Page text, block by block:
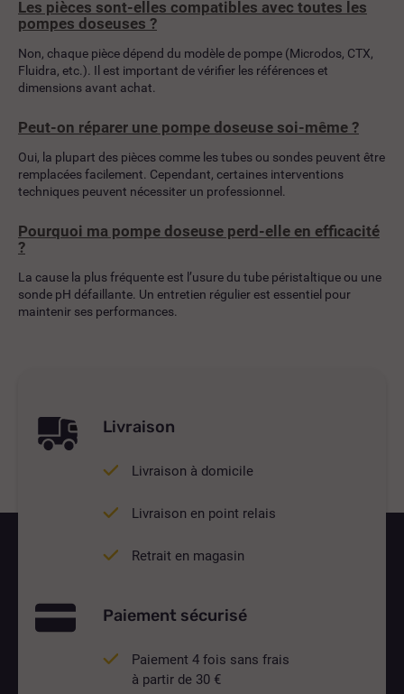
Les pièces sont-elles compatibles avec toutes les
pompes doseuses ?
Non, chaque pièce dépend du modèle de pompe (Microdos, CTX,
Fluidra, etc.). Il est important de vérifier les références et
dimensions avant achat.
Peut-on réparer une pompe doseuse soi-même ?
Oui, la plupart des pièces comme les tubes ou sondes peuvent être
remplacées facilement. Cependant, certaines interventions
techniques peuvent nécessiter un professionnel.
Pourquoi ma pompe doseuse perd-elle en efficacité
?
La cause la plus fréquente est l’usure du tube péristaltique ou une
sonde pH défaillante. Un entretien régulier est essentiel pour
maintenir ses performances.
Livraison
Livraison à domicile
Livraison en point relais
Retrait en magasin
Paiement sécurisé
Paiement 4 fois sans frais
à partir de 30 €